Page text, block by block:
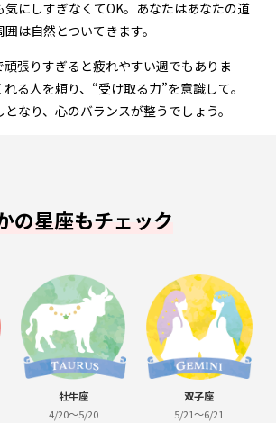
にしすぎなくてOK。あなたはあなたの道
は自然とついてきます。
張りすぎると疲れやすい週でもありま
る人を頼り、“受け取る力”を意識して。
なり、心のバランスが整うでしょう。
の星座もチェック
牡牛座
4/20～5/20
双子座
5/21～6/21